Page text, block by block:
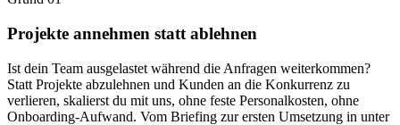
Projekte annehmen statt ablehnen
Ist dein Team ausgelastet während die Anfragen weiterkommen?
Statt Projekte abzulehnen und Kunden an die Konkurrenz zu
verlieren, skalierst du mit uns, ohne feste Personalkosten, ohne
Onboarding-Aufwand. Vom Briefing zur ersten Umsetzung in unter